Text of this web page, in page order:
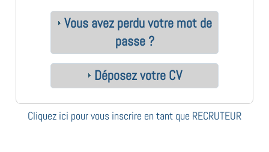
Vous avez perdu votre mot de
passe ?
Déposez votre CV
Cliquez ici pour vous inscrire en tant que RECRUTEUR